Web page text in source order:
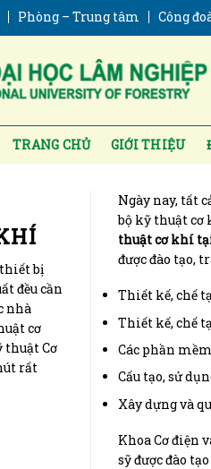
Phòng – Trung tâm Công
TRANG CHỦ GIỚI THIỆU
thiết bị
đều cần
nhà
cơ
thuật Cơ
rất
Ngày nay, tất
bộ kỹ thuật cơ
thuật cơ khí
được đào tạo,
Thiết kế, chế
Thiết kế, chế
Các phần
Cấu tạo, sử
Xây dựng và
Khoa Cơ điện
sỹ được đào